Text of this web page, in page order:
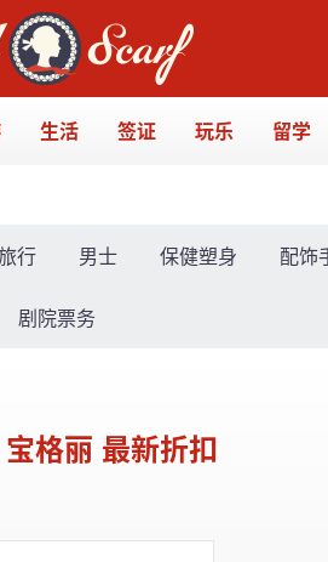
生活 签证 玩乐 留学
行 男士 保健塑身 配饰
剧院票务
格丽 最新折扣